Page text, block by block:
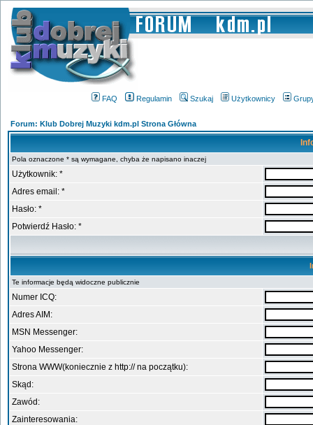
FAQ Regulamin Szukaj Użytkownicy
Forum: Klub Dobrej Muzyki kdm.pl Strona Główna
Pola oznaczone * są wymagane, chyba że napisano inaczej
Użytkownik: *
Adres email: *
Hasło: *
Potwierdź Hasło: *
Te informacje będą widoczne publicznie
Numer ICQ:
Adres AIM:
MSN Messenger:
Yahoo Messenger:
Strona WWW(koniecznie z http:// na początku):
Skąd:
Zawód:
Zainteresowania: